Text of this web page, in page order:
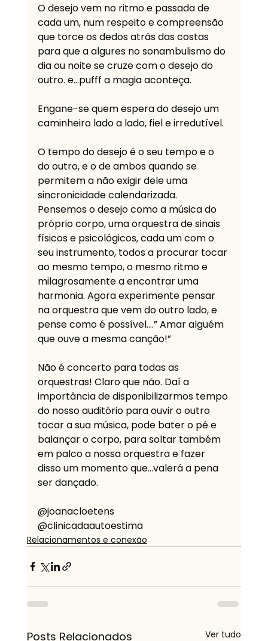
O desejo vem no ritmo e passada de
cada um, num respeito e compreensão
que torce os dedos atrás das costas
para que a algures no sonambulismo do
dia ou noite se cruze com o desejo do
outro. e…pufff a magia aconteça.
Engane-se quem espera do desejo um
caminheiro lado a lado, fiel e irredutível.
O tempo do desejo é o seu tempo e o
do outro, e o de ambos quando se
permitem a não exigir dele uma
sincronicidade calendarizada.
Pensemos o desejo como a música do
próprio corpo, uma orquestra de sinais
físicos e psicológicos, cada um com o
seu instrumento, todos a procurar tocar
ao mesmo tempo, o mesmo ritmo e
milagrosamente a encontrar uma
harmonia. Agora experimente pensar
na orquestra que vem do outro lado, e
pense como é possível….” Amar alguém
que ouve a mesma canção!”
Não é concerto para todas as
orquestras! Claro que não. Daí a
importância de disponibilizarmos tempo
do nosso auditório para ouvir o outro
tocar a sua música, pode bater o pé e
balançar o corpo, para soltar também
em palco a nossa orquestra e fazer
disso um momento que…valerá a pena
ser dançado.
@joanacloetens
@clinicadaautoestima
Relacionamentos e conexão
Posts Relacionados Ver tudo